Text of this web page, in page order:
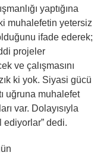
yaptığına
muhalefetin yetersiz
ifade ederek;
projeler
ve çalışmasını
ki yok. Siyasi gücü
uğruna muhalefet
var. Dolayısıyla
ediyorlar” dedi.